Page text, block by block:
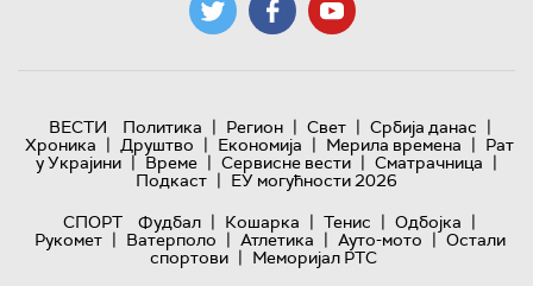
ВЕСТИ Политика | Регион | Свет | Србија данас |
Хроника | Друштво | Економија | Мерила времена | Рат
у Украјини | Време | Сервисне вести | Сматрачница |
Подкаст | ЕУ могућности 2026
СПОРТ
Фудбал | Кошарка | Тенис | Одбојка |
Рукомет | Ватерполо | Атлетика | Ауто-мото | Остали
спортови | Меморијал РТС